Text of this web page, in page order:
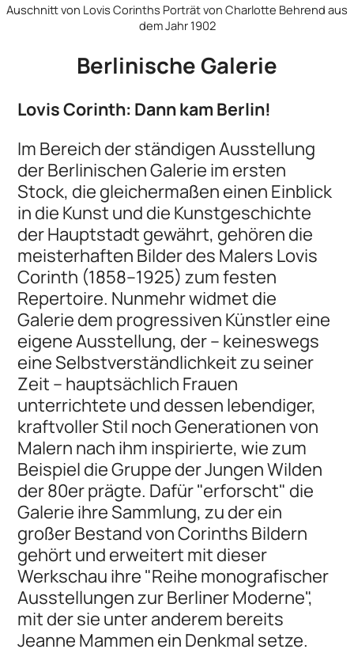
Auschnitt von Lovis Corinths Porträt von Charlotte Behrend aus
dem Jahr 1902
Berlinische Galerie
Lovis Corinth: Dann kam Berlin!
Im Bereich der ständigen Ausstellung
der Berlinischen Galerie im ersten
Stock, die gleichermaßen einen Einblick
in die Kunst und die Kunstgeschichte
der Hauptstadt gewährt, gehören die
meisterhaften Bilder des Malers Lovis
Corinth (1858–1925) zum festen
Repertoire. Nunmehr widmet die
Galerie dem progressiven Künstler eine
eigene Ausstellung, der – keineswegs
eine Selbstverständlichkeit zu seiner
Zeit – hauptsächlich Frauen
unterrichtete und dessen lebendiger,
kraftvoller Stil noch Generationen von
Malern nach ihm inspirierte, wie zum
Beispiel die Gruppe der Jungen Wilden
der 80er prägte. Dafür "erforscht" die
Galerie ihre Sammlung, zu der ein
großer Bestand von Corinths Bildern
gehört und erweitert mit dieser
Werkschau ihre "Reihe monografischer
Ausstellungen zur Berliner Moderne",
mit der sie unter anderem bereits
Jeanne Mammen ein Denkmal setze.